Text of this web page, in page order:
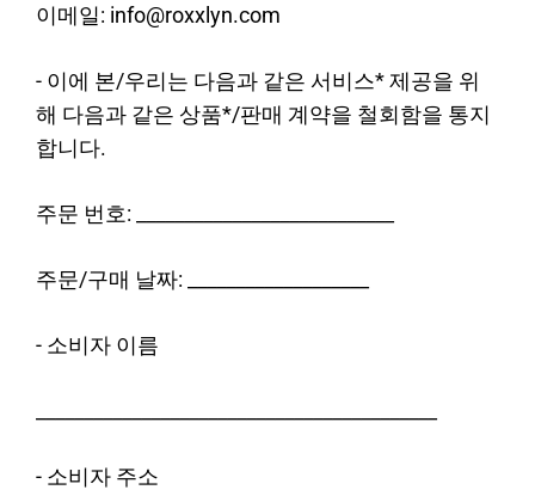
이메일: info@roxxlyn.com
- 이에 본/우리는 다음과 같은 서비스* 제공을 위
해 다음과 같은 상품*/판매 계약을 철회함을 통지
합니다.
주문 번호: ___________________________
주문/구매 날짜: ___________________
- 소비자 이름
- 소비자 주소